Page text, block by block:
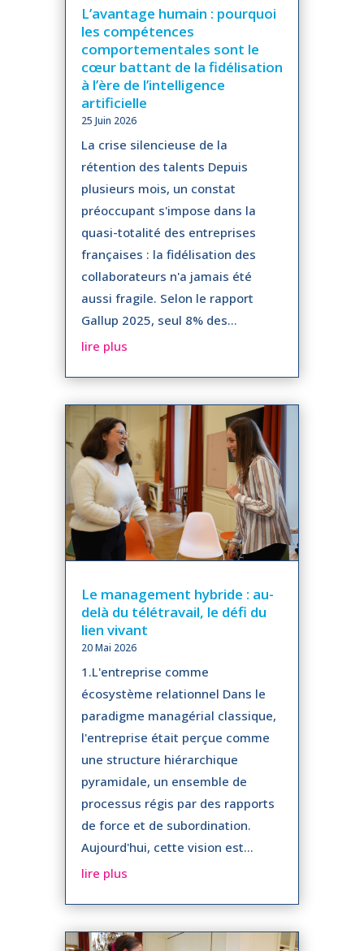
L’avantage humain : pourquoi
les compétences
comportementales sont le
cœur battant de la fidélisation
à l’ère de l’intelligence
artificielle
25 Juin 2026
La crise silencieuse de la
rétention des talents Depuis
plusieurs mois, un constat
préoccupant s'impose dans la
quasi-totalité des entreprises
françaises : la fidélisation des
collaborateurs n'a jamais été
aussi fragile. Selon le rapport
Gallup 2025, seul 8% des...
lire plus
Le management hybride : au-
delà du télétravail, le défi du
lien vivant
20 Mai 2026
1.L'entreprise comme
écosystème relationnel Dans le
paradigme managérial classique,
l'entreprise était perçue comme
une structure hiérarchique
pyramidale, un ensemble de
processus régis par des rapports
de force et de subordination.
Aujourd'hui, cette vision est...
lire plus